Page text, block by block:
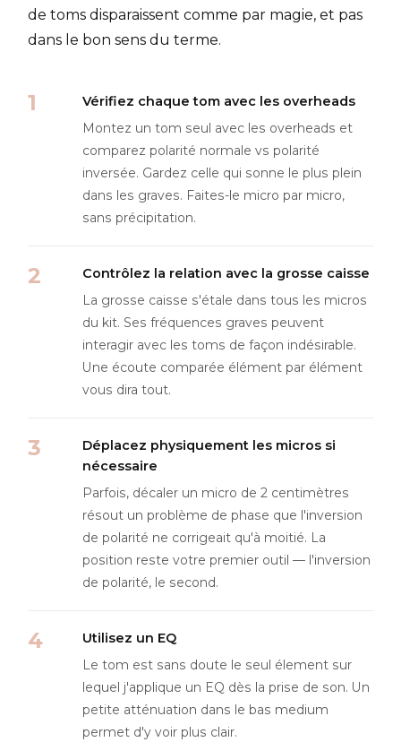
de toms disparaissent comme par magie, et pas
dans le bon sens du terme.
Vérifiez chaque tom avec les overheads
Montez un tom seul avec les overheads et
comparez polarité normale vs polarité
inversée. Gardez celle qui sonne le plus plein
dans les graves. Faites-le micro par micro,
sans précipitation.
Contrôlez la relation avec la grosse caisse
La grosse caisse s'étale dans tous les micros
du kit. Ses fréquences graves peuvent
interagir avec les toms de façon indésirable.
Une écoute comparée élément par élément
vous dira tout.
Déplacez physiquement les micros si
nécessaire
Parfois, décaler un micro de 2 centimètres
résout un problème de phase que l'inversion
de polarité ne corrigeait qu'à moitié. La
position reste votre premier outil — l'inversion
de polarité, le second.
Utilisez un EQ
Le tom est sans doute le seul élement sur
lequel j'applique un EQ dès la prise de son. Un
petite atténuation dans le bas medium
permet d'y voir plus clair.